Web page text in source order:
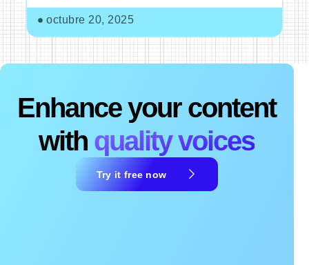
octubre 20, 2025
Enhance your content
with quality voices
Try it free now